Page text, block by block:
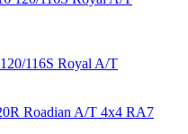
116S Royal A/T